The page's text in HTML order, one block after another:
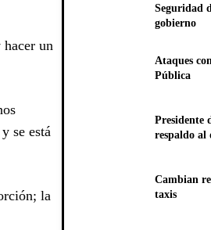
un
se está
la
Seguridad
gobierno
Ataques
Pública
Presidente
respaldo al
Cambian
taxis